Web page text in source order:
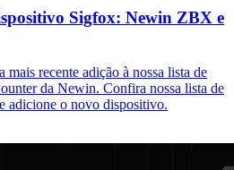
Sigfox: Newin ZBX e
mais recente adição à nossa lista de
da Newin. Confira nossa lista de
adicione o novo dispositivo.